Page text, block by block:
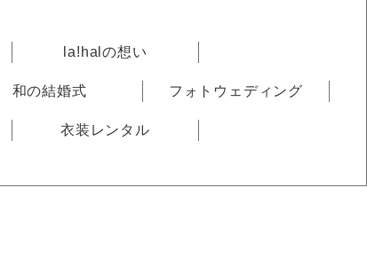
la!halの想い
和の結婚式 フォトウェディング
衣装レンタル